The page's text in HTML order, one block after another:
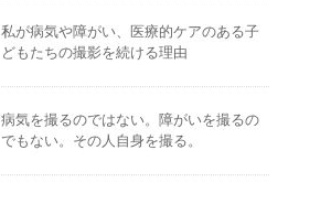
私が病気や障がい、医療的ケアのある子
どもたちの撮影を続ける理由
病気を撮るのではない。障がいを撮るの
でもない。その人自身を撮る。